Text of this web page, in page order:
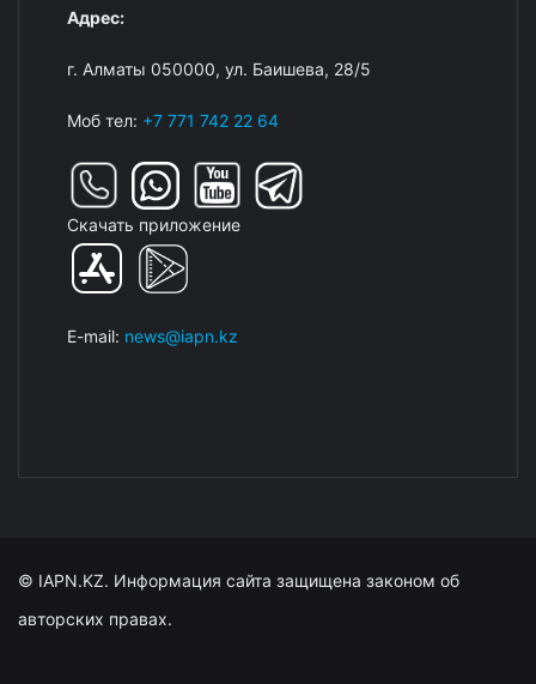
Адрес:
г. Алматы 050000, ул. Баишева, 28/5
Моб тел: +7 771 742 22 64
Скачать приложение
E-mail: news@iapn.kz
© IAPN.KZ. Информация сайта защищена законом об
авторских правах.